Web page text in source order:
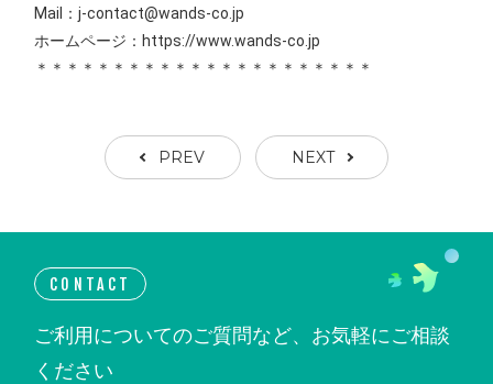
Mail：j-contact@wands-co.jp
ホームページ：https://www.wands-co.jp
＊＊＊＊＊＊＊＊＊＊＊＊＊＊＊＊＊＊＊＊＊＊
PREV NEXT
CONTACT
ご利用についてのご質問など、お気軽にご相談
ください